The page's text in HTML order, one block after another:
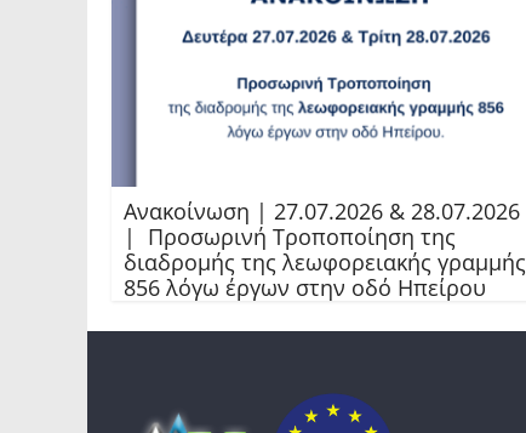
Ανακοίνωση | 27.07.2026 & 28.07.2026
| Προσωρινή Τροποποίηση της
διαδρομής της λεωφορειακής γραμμής
856 λόγω έργων στην οδό Ηπείρου